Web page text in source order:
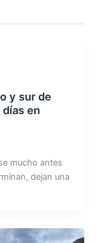
y sur de
en
mucho antes
dejan una